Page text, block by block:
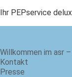
Ihr PEPservice
Willkommen im asr
Kontakt
Presse